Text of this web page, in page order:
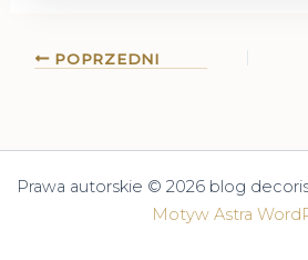
POPRZEDNI
Prawa autorskie © 2026 blog
Motyw Astra